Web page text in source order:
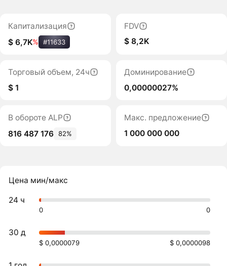
Капитализация
$ 6,7K% #11633
FDV
$ 8,2K
Торговый объем, 24ч
$ 1
Доминирование
0,00000027%
В обороте ALP
816 487 176 82%
Макс. предложение
1 000 000 000
Цена мин/макс
24 ч
0 0
30 д
$ 0,0000079 $ 0,0000098